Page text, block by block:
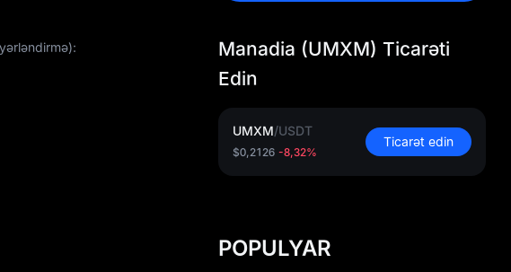
Manadia (UMXM) Ticarəti
Edin
UMXM/USDT
$0,2126 -8,32%
Ticarət edin
POPULYAR